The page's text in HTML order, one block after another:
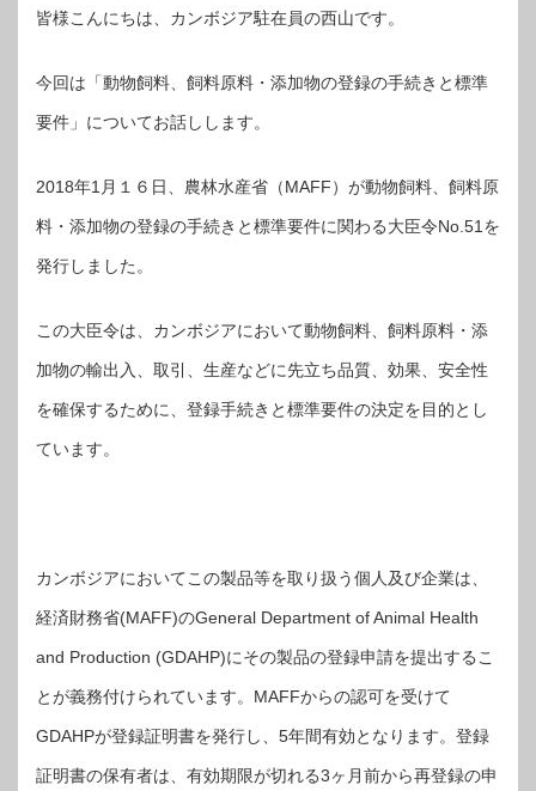
皆様こんにちは、カンボジア駐在員の西山です。
今回は「動物飼料、飼料原料・添加物の登録の手続きと標準
要件」についてお話しします。
2018年1月１６日、農林水産省（MAFF）が動物飼料、飼料原
料・添加物の登録の手続きと標準要件に関わる大臣令No.51を
発行しました。
この大臣令は、カンボジアにおいて動物飼料、飼料原料・添
加物の輸出入、取引、生産などに先立ち品質、効果、安全性
を確保するために、登録手続きと標準要件の決定を目的とし
ています。
カンボジアにおいてこの製品等を取り扱う個人及び企業は、
経済財務省(MAFF)のGeneral Department of Animal Health
and Production (GDAHP)にその製品の登録申請を提出するこ
とが義務付けられています。MAFFからの認可を受けて
GDAHPが登録証明書を発行し、5年間有効となります。登録
証明書の保有者は、有効期限が切れる3ヶ月前から再登録の申